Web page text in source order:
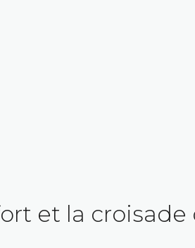
et la croisade